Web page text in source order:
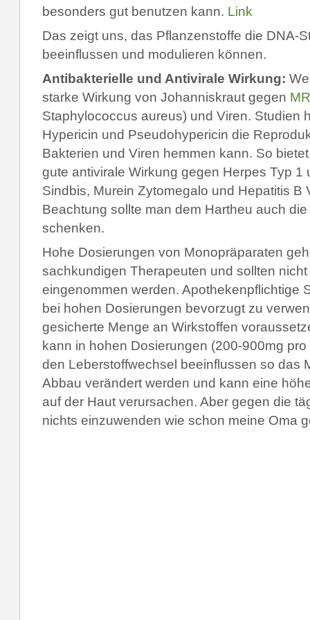
besonders gut benutzen kann. Link
Das zeigt uns, das Pflanzenstoffe die DNA-
beeinflussen und modulieren können.
Antibakterielle und Antivirale Wirkung:
starke Wirkung von Johanniskraut gegen
Staphylococcus aureus) und Viren. Studien
Hypericin und Pseudohypericin die
Bakterien und Viren hemmen kann. So
gute antivirale Wirkung gegen Herpes Typ 1
Sindbis, Murein Zytomegalo und Hepatitis B
Beachtung sollte man dem Hartheu auch
schenken.
Hohe Dosierungen von Monopräparaten
sachkundigen Therapeuten und sollten
eingenommen werden. Apothekenpflichtige
bei hohen Dosierungen bevorzugt zu
gesicherte Menge an Wirkstoffen
kann in hohen Dosierungen (200-900mg
den Leberstoffwechsel beeinflussen so das
Abbau verändert werden und kann eine
auf der Haut verursachen. Aber gegen die
nichts einzuwenden wie schon meine Oma